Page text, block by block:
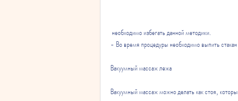
необходимо избегать данной методики.
- Во время процедуры необходимо выпить
Вакуумный массаж лежа
Вакуумный массаж можно делать как стоя,